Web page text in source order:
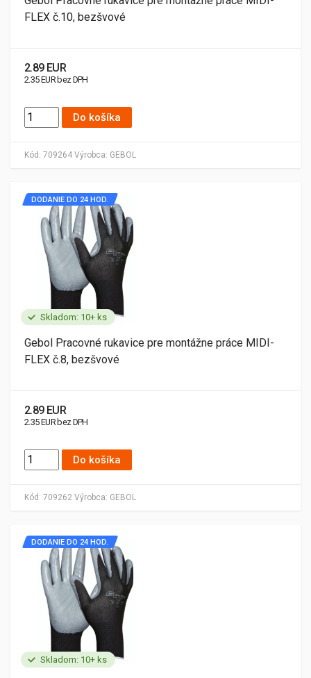
Kód: 709264 Výrobca: GEBOL
FLEX č.10, bezšvové
2.89 EUR
2.35 EUR bez DPH
Do košíka
Skladom: 10+ ks
Kód: 709262 Výrobca: GEBOL
DODANIE DO 24 HOD.
Gebol Pracovné rukavice pre montážne práce MIDI-
FLEX č.8, bezšvové
2.89 EUR
2.35 EUR bez DPH
Do košíka
Skladom: 10+ ks
DODANIE DO 24 HOD.